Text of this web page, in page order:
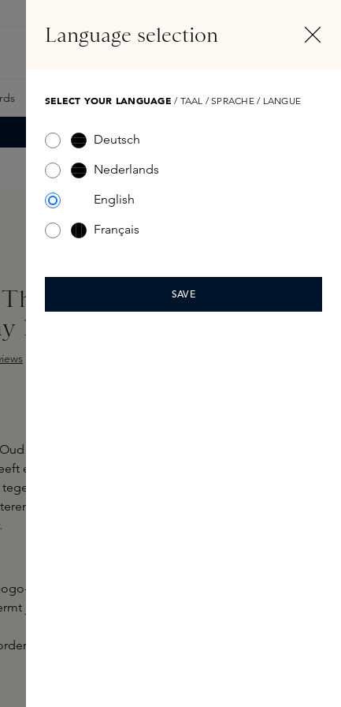
Samples Skins Exclusives Skins Boxen
Protection
125ml
Royal Therman Protection Spray van Philip B.
een vollere look, voegt glans toe aan het haar
de hitte van stylingapparaten en invloeden
spray is een genot om te dragen
olie zorgen voor hydratatie van het haar.
je haar tegen vrije radicalen en fungeert als
herstel, beschermt en geeft glans aan het
Language selection
SELECT YOUR LANGUAGE / TAAL / SPRACHE / LANGUE
Deutsch
Nederlands
English
Français
SAVE